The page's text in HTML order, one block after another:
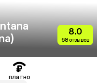
8.0
68 отзывов
платно